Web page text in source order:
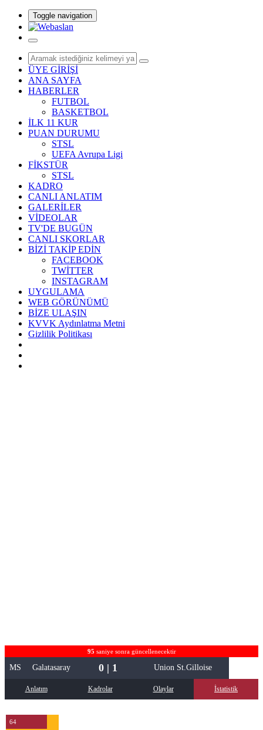
Toggle navigation
ÜYE GİRİŞİ
ANA SAYFA
HABERLER
FUTBOL
BASKETBOL
İLK 11 KUR
PUAN DURUMU
STSL
UEFA Avrupa Ligi
FİKSTÜR
STSL
KADRO
CANLI ANLATIM
GALERİLER
VİDEOLAR
TV'DE BUGÜN
CANLI SKORLAR
BİZİ TAKİP EDİN
FACEBOOK
TWİTTER
INSTAGRAM
UYGULAMA
WEB GÖRÜNÜMÜ
BİZE ULAŞIN
KVVK Aydınlatma Metni
Gizlilik Politikası
95 saniye sonra güncellenecektir
MS Galatasaray 0 | 1 Union St.Gilloise
Anlatım Kadrolar Olaylar İstatistik
64